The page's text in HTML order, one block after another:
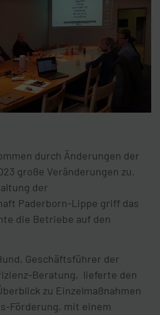
durch Änderungen der
große Veränderungen zu.
der
Paderborn-Lippe griff das
die Betriebe auf den
Geschäftsführer der
Beratung, lieferte den
zu Einzelmaßnahmen
Förderung, mit einem